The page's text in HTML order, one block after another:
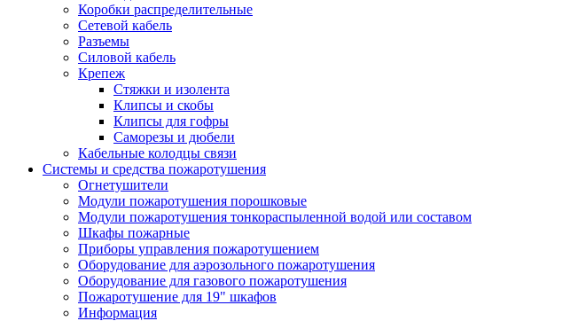
Коробки распределительные
Сетевой кабель
Разъемы
Силовой кабель
Крепеж
Стяжки и изолента
Клипсы и скобы
Клипсы для гофры
Саморезы и дюбели
Кабельные колодцы связи
Системы и средства пожаротушения
Огнетушители
Модули пожаротушения порошковые
Модули пожаротушения тонкораспыленной водой или составом
Шкафы пожарные
Приборы управления пожаротушением
Оборудование для аэрозольного пожаротушения
Оборудование для газового пожаротушения
Пожаротушение для 19" шкафов
Информация